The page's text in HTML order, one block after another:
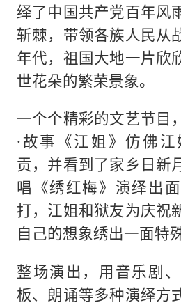
绎了中国共产党百年风
斩棘，带领各族人民从
年代，祖国大地一片欣
世花朵的繁荣景象。
一个个精彩的文艺节目
·故事《江姐》仿佛
贡，并看到了家乡日新
唱《绣红梅》演绎出
打，江姐和狱友为庆祝
自己的想象绣出一面特
整场演出，用音乐剧
板、朗诵等多种演绎方